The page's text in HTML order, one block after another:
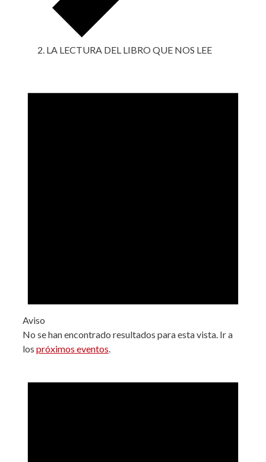
LA LECTURA DEL LIBRO QUE NOS LEE
Aviso
No se han encontrado resultados para esta vista. Ir a
los próximos eventos